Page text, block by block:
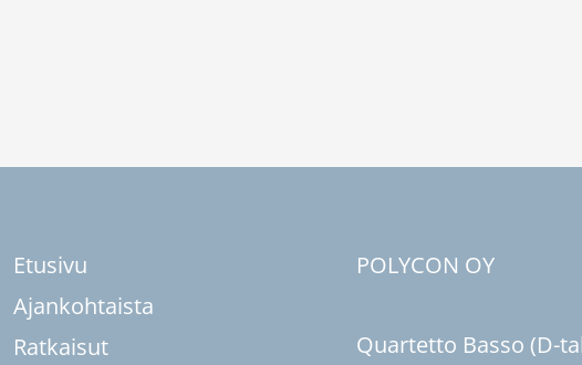
Etusivu
Ajankohtaista
Ratkaisut
POLYCON OY
Quartetto Basso (D-